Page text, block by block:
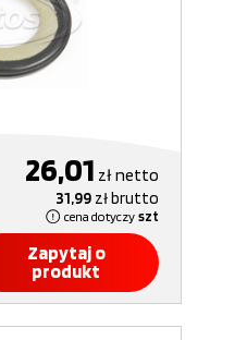
26,01 złnetto
31,99 złbrutto
cena dotyczy szt
Zapytaj o
produkt